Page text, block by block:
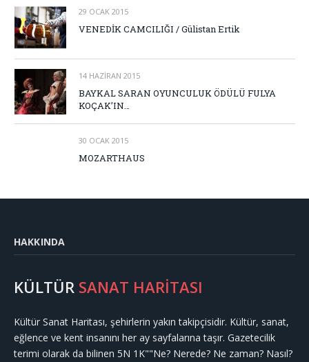
29 OCAK 2015
VENEDİK CAMCILIĞI / Gülistan Ertik
14 HAZIRAN 2015
BAYKAL SARAN OYUNCULUK ÖDÜLÜ FULYA
KOÇAK’IN…
30 OCAK 2015
MOZARTHAUS
HAKKINDA
KÜLTÜR SANAT HARİTASI
Kültür Sanat Haritası, şehirlerin yakın takipçisidir. Kültür, sanat,
eğlence ve kent insanını her ay sayfalarına taşır. Gazetecilik
terimi olarak da bilinen 5N 1K""Ne? Nerede? Ne zaman? Nasıl?